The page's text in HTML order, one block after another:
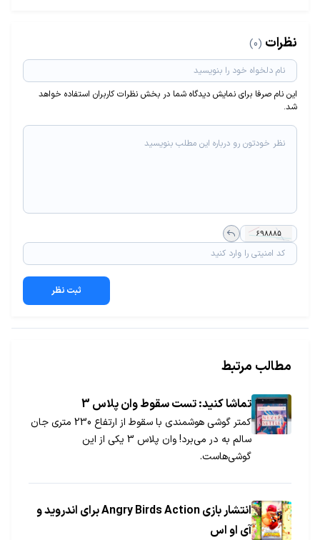
نظرات (0)
این نام صرفا برای نمایش دیدگاه شما در بخش نظرات کاربران استفاده خواهد
شد.
ثبت نظر
مطالب مرتبط
تماشا کنید: تست سقوط وان پلاس 3
کمتر گوشی هوشمندی با سقوط از ارتفاع 230 متری جان
سالم به در می‌برد! وان پلاس 3 یکی از این
گوشی‌هاست.
انتشار بازی Angry Birds Action برای اندروید و
آی او اس